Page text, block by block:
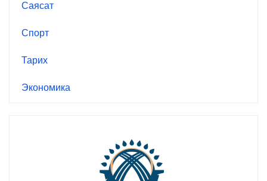
Саясат
Спорт
Тарих
Экономика